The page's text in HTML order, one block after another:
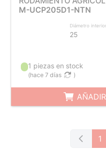
M-UCP205D1-NTN
Diámetro interior
25
1 piezas en stock
(hace 7 días )
1